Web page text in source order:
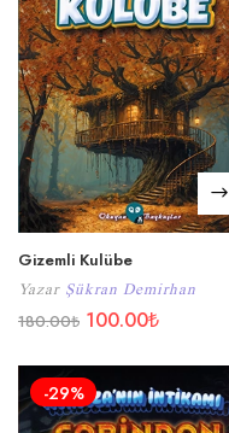
Gizemli Kulübe
Yazar Şükran Demirhan
180.00₺ 100.00₺
-29%